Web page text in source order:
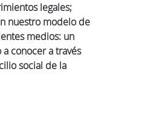
legales;
nuestro modelo de
medios: un
conocer a través
social de la